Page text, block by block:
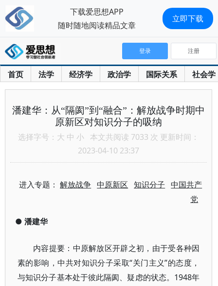
首页 法学 经济学 政治学 国际关系 社会学
登录 注册
潘建华：从“隔阂”到“融合”：解放战争时期中
原新区对知识分子的吸纳
选择字号： 大 中 小 本文共阅读 7033 次 更新时间：
2023-04-10 23:37
进入专题：解放战争 中原新区 知识分子
中国共产
党
● 潘建华
内容提要：中原解放区开辟之初，由于受各种因
素的影响，中共对知识分子采取“关门主义”的态度，
与知识分子基本处于彼此隔阂、疑虑的状态。1948年
下载爱思想APP
随时随地阅读精品文章
立即下载